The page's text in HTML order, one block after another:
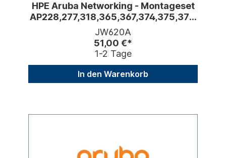
HPE Aruba Networking - Montageset
AP228,277,318,365,367,374,375,377,
387
JW620A
51,00 €*
1-2 Tage
In den Warenkorb